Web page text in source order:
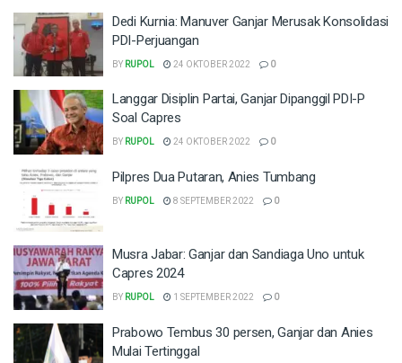
Dedi Kurnia: Manuver Ganjar Merusak Konsolidasi
PDI-Perjuangan
BY RUPOL 24 OKTOBER 2022 0
Langgar Disiplin Partai, Ganjar Dipanggil PDI-P
Soal Capres
BY RUPOL 24 OKTOBER 2022 0
Pilpres Dua Putaran, Anies Tumbang
BY RUPOL 8 SEPTEMBER 2022 0
Musra Jabar: Ganjar dan Sandiaga Uno untuk
Capres 2024
BY RUPOL 1 SEPTEMBER 2022 0
Prabowo Tembus 30 persen, Ganjar dan Anies
Mulai Tertinggal